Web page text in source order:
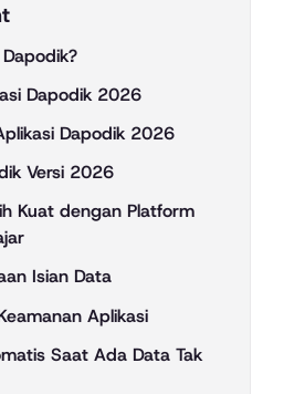
Dapodik 2026
Dapodik 2026
Versi 2026
Kuat dengan Platform
Isian Data
Aplikasi
Saat Ada Data Tak